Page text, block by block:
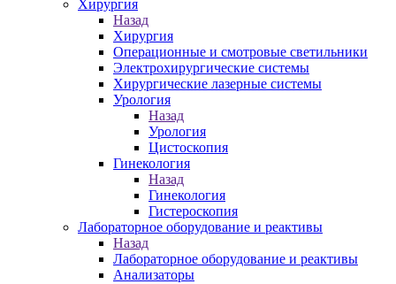
Хирургия
Назад
Хирургия
Операционные и смотровые светильники
Электрохирургические системы
Хирургические лазерные системы
Урология
Назад
Урология
Цистоскопия
Гинекология
Назад
Гинекология
Гистероскопия
Лабораторное оборудование и реактивы
Назад
Лабораторное оборудование и реактивы
Анализаторы